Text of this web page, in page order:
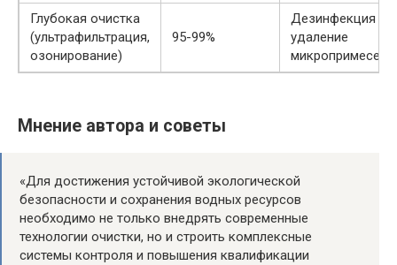
Глубокая очистка
(ультрафильтрация,
озонирование)
95-99%
Дезинфекция и
удаление
микропримесей
Мнение автора и советы
«Для достижения устойчивой экологической
безопасности и сохранения водных ресурсов
необходимо не только внедрять современные
технологии очистки, но и строить комплексные
системы контроля и повышения квалификации